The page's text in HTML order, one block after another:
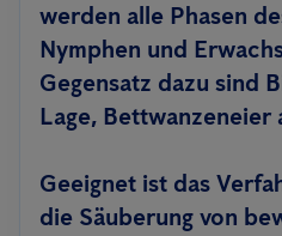
werden alle Phasen
Nymphen und
Gegensatz dazu sind
Lage, Bettwanzeneier
Geeignet ist das
die Säuberung von